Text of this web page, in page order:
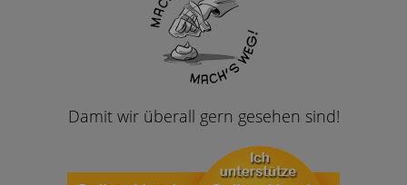
Damit wir überall gern gesehen sind!